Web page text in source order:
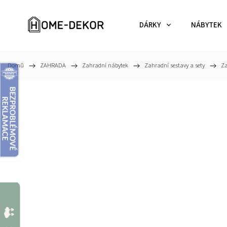
DÁRKY NÁBYTEK
Domů / ZAHRADA / Zahradní nábytek / Zahradní sestavy a sety /